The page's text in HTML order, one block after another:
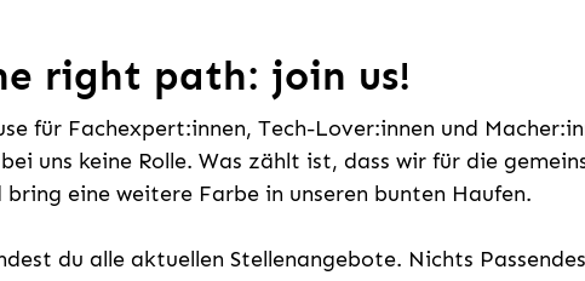
right path: join us!
für Fachexpert:innen, Tech-Lover:innen und
uns keine Rolle. Was zählt ist, dass wir für die
bring eine weitere Farbe in unseren bunten Haufen.
du alle aktuellen Stellenangebote. Nichts